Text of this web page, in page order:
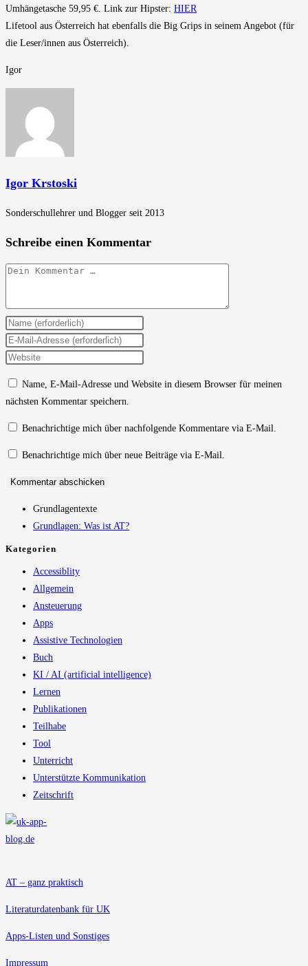
Umhängetasche 59,95 €. Link zur Hipster: HIER
Lifetool aus Österreich hat ebenfalls die Big Grips in seinem Angebot (für
die Leser/innen aus Österreich).
Igor
Igor Krstoski
Sonderschullehrer und Blogger seit 2013
Schreibe einen Kommentar
Kommentar
Gib
deinen
Namen
Benutzernamen
Kommentieren
Gib
deine
zum
ein
Gib
ein
Name, E-Mail-Adresse und Website in diesem Browser für meinen
nächsten Kommentar speichern.
Benachrichtige mich über nachfolgende Kommentare via E-Mail.
Benachrichtige mich über neue Beiträge via E-Mail.
Grundlagentexte
Grundlagen: Was ist AT?
Kategorien
Accessiblity
Allgemein
Ansteuerung
Apps
Assistive Technologien
Buch
KI / AI (artificial intelligence)
Lernen
Publikationen
Teilhabe
Tool
Unterricht
Unterstützte Kommunikation
Zeitschrift
AT – ganz praktisch
Literaturdatenbank für UK
Apps-Listen und Sonstiges
Impressum